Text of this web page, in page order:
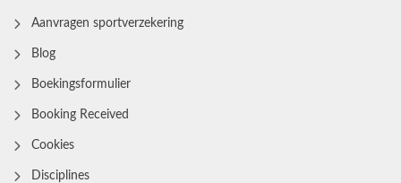
Aanvragen sportverzekering
Blog
Boekingsformulier
Booking Received
Cookies
Disciplines